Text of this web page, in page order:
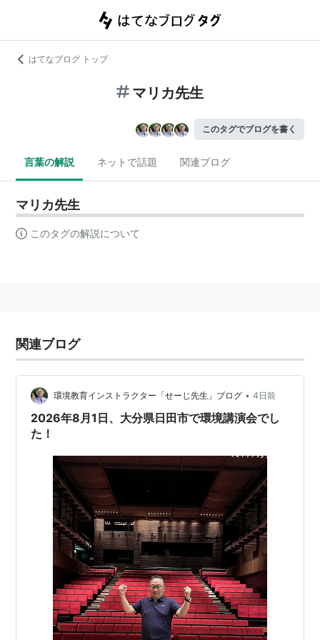
はてなブログ トップ
マリカ先生
このタグでブログを書く
言葉の解説 ネットで話題 関連ブログ
マリカ先生
このタグの解説について
関連ブログ
環境教育インストラクター「せーじ先生」ブログ • 4日前
2026年8月1日、大分県日田市で環境講演会でし
た！